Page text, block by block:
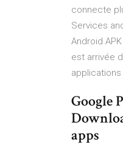
connecte
Services
Android
est arrivée
applications
Google
apps